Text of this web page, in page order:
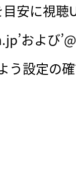
安に視聴
および
う設定の